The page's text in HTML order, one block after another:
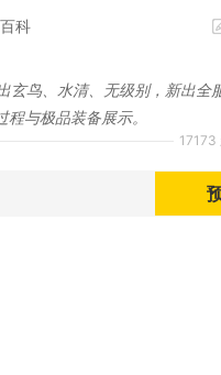
科
17173
玄鸟、水清、无级别，新出全
与极品装备展示。